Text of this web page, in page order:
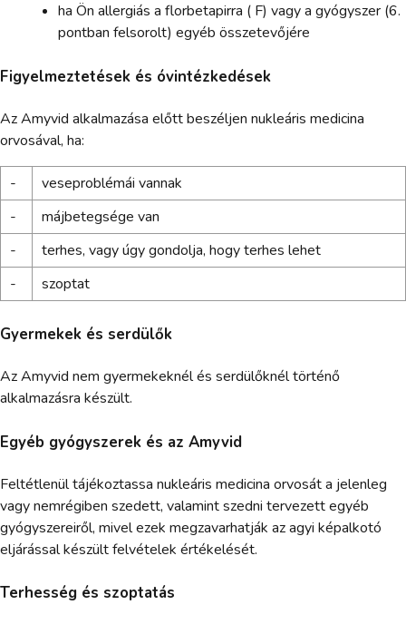
ha Ön allergiás a florbetapirra ( F) vagy a gyógyszer (6.
pontban felsorolt) egyéb összetevőjére
Figyelmeztetések és óvintézkedések
Az Amyvid alkalmazása előtt beszéljen nukleáris medicina
orvosával, ha:
-
veseproblémái vannak
-
májbetegsége van
-
terhes, vagy úgy gondolja, hogy terhes lehet
-
szoptat
Gyermekek és serdülők
Az Amyvid nem gyermekeknél és serdülőknél történő
alkalmazásra készült.
Egyéb gyógyszerek és az Amyvid
Feltétlenül tájékoztassa nukleáris medicina orvosát a jelenleg
vagy nemrégiben szedett, valamint szedni tervezett egyéb
gyógyszereiről, mivel ezek megzavarhatják az agyi képalkotó
eljárással készült felvételek értékelését.
Terhesség és szoptatás